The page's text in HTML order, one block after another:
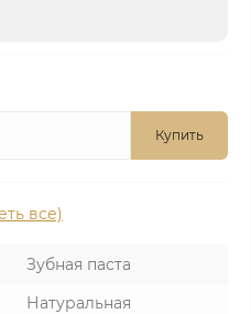
Купить
все)
Зубная паста
Натуральная